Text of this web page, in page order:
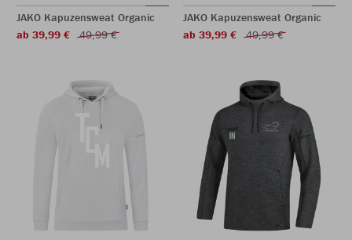
JAKO Kapuzensweat Organic
ab 39,99 €
49,99 €
JAKO Kapuzensweat Organic
ab 39,99 €
49,99 €